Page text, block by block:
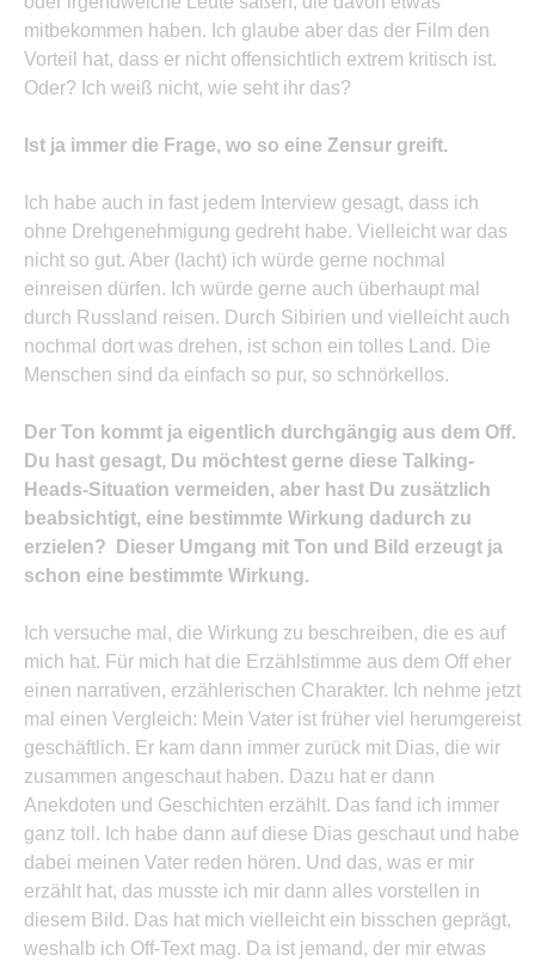
mitbekommen haben. Ich glaube aber das der Film den
Vorteil hat, dass er nicht offensichtlich extrem kritisch ist.
Oder? Ich weiß nicht, wie seht ihr das?
Ist ja immer die Frage, wo so eine Zensur greift.
Ich habe auch in fast jedem Interview gesagt, dass ich
ohne Drehgenehmigung gedreht habe. Vielleicht war das
nicht so gut. Aber (lacht) ich würde gerne nochmal
einreisen dürfen. Ich würde gerne auch überhaupt mal
durch Russland reisen. Durch Sibirien und vielleicht auch
nochmal dort was drehen, ist schon ein tolles Land. Die
Menschen sind da einfach so pur, so schnörkellos.
Der Ton kommt ja eigentlich durchgängig aus dem Off.
Du hast gesagt, Du möchtest gerne diese Talking-
Heads-Situation vermeiden, aber hast Du zusätzlich
beabsichtigt, eine bestimmte Wirkung dadurch zu
erzielen? Dieser Umgang mit Ton und Bild erzeugt ja
schon eine bestimmte Wirkung.
Ich versuche mal, die Wirkung zu beschreiben, die es auf
mich hat. Für mich hat die Erzählstimme aus dem Off eher
einen narrativen, erzählerischen Charakter. Ich nehme jetzt
mal einen Vergleich: Mein Vater ist früher viel herumgereist
geschäftlich. Er kam dann immer zurück mit Dias, die wir
zusammen angeschaut haben. Dazu hat er dann
Anekdoten und Geschichten erzählt. Das fand ich immer
ganz toll. Ich habe dann auf diese Dias geschaut und habe
dabei meinen Vater reden hören. Und das, was er mir
erzählt hat, das musste ich mir dann alles vorstellen in
diesem Bild. Das hat mich vielleicht ein bisschen geprägt,
weshalb ich Off-Text mag. Da ist jemand, der mir etwas